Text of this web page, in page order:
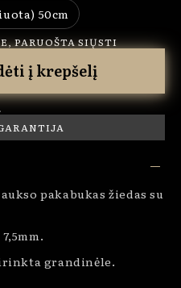
50cm
out or unavailable
PARUOŠTA SIŲSTI
į krepšelį
pakabukas žiedas su
grandinėle.